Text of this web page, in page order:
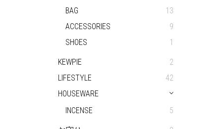
BAG
13
ACCESSORIES
9
SHOES
1
KEWPIE
2
LIFESTYLE
42
HOUSEWARE
INCENSE
5